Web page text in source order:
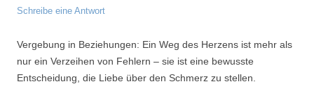
Schreibe eine Antwort
Vergebung in Beziehungen: Ein Weg des Herzens ist mehr als
nur ein Verzeihen von Fehlern – sie ist eine bewusste
Entscheidung, die Liebe über den Schmerz zu stellen.